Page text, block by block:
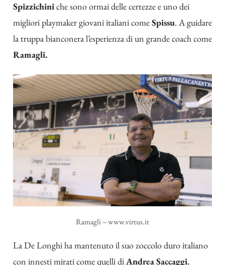
Spizzichiniche sono ormai delle certezze e uno dei
migliori playmaker giovani italiani comeSpissu. A guidare
la truppa bianconera l’esperienza di un grande coach come
Ramagli.
Ramagli – www.virtus.it
La De Longhi ha mantenuto il suo zoccolo duro italiano
con innesti mirati come quelli diAndrea Saccaggi,